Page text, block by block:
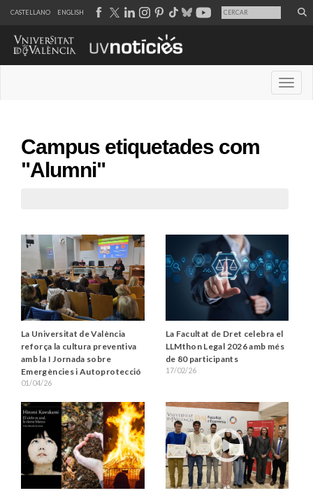
CASTELLANO ENGLISH
Campus etiquetades com
"Alumni"
La Universitat de València
reforça la cultura preventiva
amb la I Jornada sobre
Emergències i Autoprotecció
01/04/26
La Facultat de Dret celebra el
LLMthon Legal 2026 amb més
de 80 participants
17/02/26